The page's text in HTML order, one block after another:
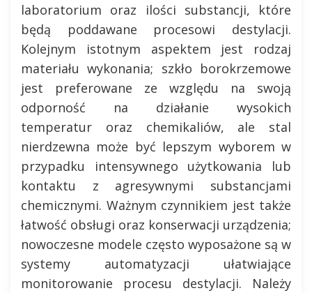
laboratorium oraz ilości substancji, które
będą poddawane procesowi destylacji.
Kolejnym istotnym aspektem jest rodzaj
materiału wykonania; szkło borokrzemowe
jest preferowane ze względu na swoją
odporność na działanie wysokich
temperatur oraz chemikaliów, ale stal
nierdzewna może być lepszym wyborem w
przypadku intensywnego użytkowania lub
kontaktu z agresywnymi substancjami
chemicznymi. Ważnym czynnikiem jest także
łatwość obsługi oraz konserwacji urządzenia;
nowoczesne modele często wyposażone są w
systemy automatyzacji ułatwiające
monitorowanie procesu destylacji. Należy